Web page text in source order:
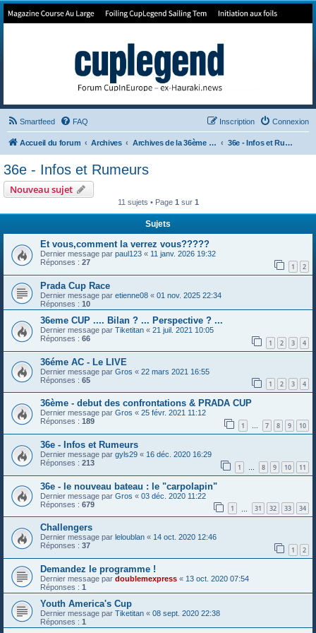
Forum de Cup In Europe
Smartfeed FAQ Connexion
Inscription
Accueil du forum Archives Archives de la 36ème America's Cup 36e - Infos et Rumeurs
36e - Infos et Rumeurs
Nouveau sujet
11 sujets • Page 1sur 1
Sujets
Et vous,comment la verrez vous?????
Dernier message par paul123 « 11 janv. 2026 19:32
Réponses : 27 1 2
Prada Cup Race
Dernier message par etienne08 « 01 nov. 2025 22:34
Réponses : 10
36eme CUP .... Bilan ? ... Perspective ? ...
Dernier message par Tiketitan « 21 juil. 2021 10:05
Réponses : 66 1 2 3 4
36éme AC - Le LIVE
Dernier message par Gros « 22 mars 2021 16:55
Réponses : 65 1 2 3 4
36ème - debut des confrontations & PRADA CUP
Dernier message par Gros « 25 févr. 2021 11:12
Réponses : 189 1 … 7 8 9 10
36e - Infos et Rumeurs
Dernier message par gyls29 « 16 déc. 2020 16:29
Réponses : 213 1 … 8 9 10 11
36e - le nouveau bateau : le "carpolapin"
Dernier message par Gros « 03 déc. 2020 11:22
Réponses : 679 1 31 32 33 34
Challengers
Dernier message par leloublan « 14 oct. 2020 12:46
Réponses : 37 1 2
Demandez le programme !
Dernier message par doublemexpress « 13 oct. 2020 07:54
Réponses : 1
Youth America's Cup
Dernier message par Tiketitan « 08 sept. 2020 22:38
Réponses : 1